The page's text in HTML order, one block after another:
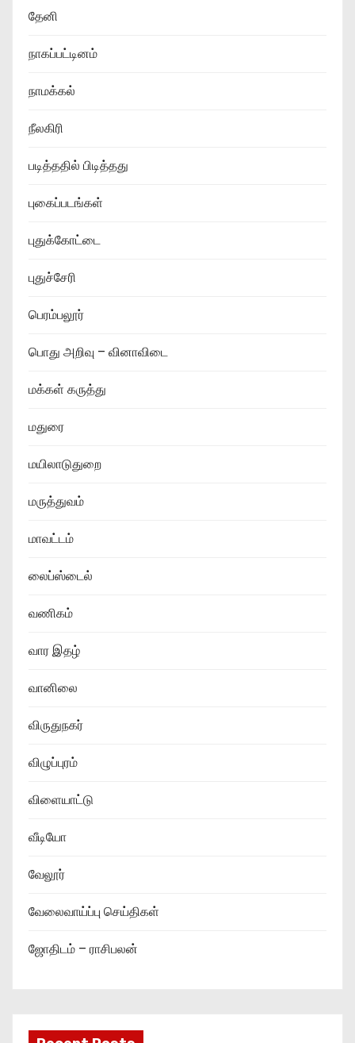
தேனி
நாகப்பட்டினம்
நாமக்கல்
நீலகிரி
படித்ததில் பிடித்தது
புகைப்படங்கள்
புதுக்கோட்டை
புதுச்சேரி
பெரம்பலூர்
பொது அறிவு – வினாவிடை
மக்கள் கருத்து
மதுரை
மயிலாடுதுறை
மருத்துவம்
மாவட்டம்
லைப்ஸ்டைல்
வணிகம்
வார இதழ்
வானிலை
விருதுநகர்
விழுப்புரம்
விளையாட்டு
வீடியோ
வேலூர்
வேலைவாய்ப்பு செய்திகள்
ஜோதிடம் – ராசிபலன்